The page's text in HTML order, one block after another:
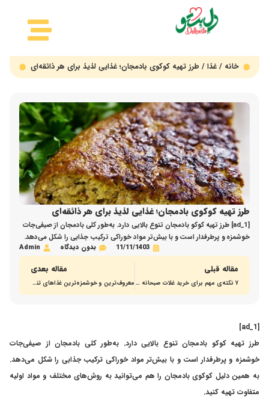
خانه /غذا / طرز تهیه کوکوی بادمجان؛ غذایی لذیذ برای هر ذائقه‌ای
طرز تهیه کوکوی بادمجان؛ غذایی لذیذ برای هر ذائقه‌ای
[ad_1] طرز تهیه کوکو بادمجان تنوع بالایی دارد. به‌طور کلی بادمجان از صیفی‌جات
خوشمزه و پرطرفدار است و با بیش‌تر مواد خوراکی ترکیب جذابی را شکل می‌دهد.
به‌ همین دلیل کوکوی بادمجان را هم می‌توانید به روش‌های مختلف و مواد اولیه
متفاوت تهیه کنید. کوکو بادمجان هم به‌راحتی و سریع تهیه می‌شود و هم به‌دلیل...
11/11/1403 بدون دیدگاه Admin
مقاله قبلی
۷ نکته‌ی مهم برای خرید غلات صبحانه خوشمزه و مقوی
مقاله بعدی
معروف‌ترین و خوشمزه‌ترین غذاهای تند ایران و جهان
[ad_1]
طرز تهیه کوکو بادمجان تنوع بالایی دارد. به‌طور کلی بادمجان از صیفی‌جات
خوشمزه و پرطرفدار است و با بیش‌تر مواد خوراکی ترکیب جذابی را شکل می‌دهد.
به‌ همین دلیل کوکوی بادمجان را هم می‌توانید به روش‌های مختلف و مواد اولیه
متفاوت تهیه کنید.